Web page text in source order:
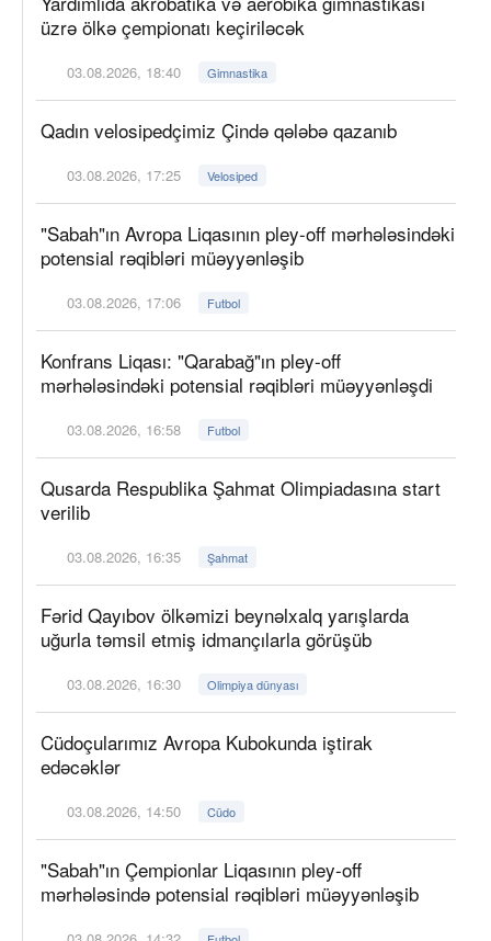
üzrə ölkə çempionatı keçiriləcək
03.08.2026, 18:40 Gimnastika
Qadın velosipedçimiz Çində qələbə qazanıb
03.08.2026, 17:25 Velosiped
"Sabah"ın Avropa Liqasının pley-off mərhələsindəki
potensial rəqibləri müəyyənləşib
03.08.2026, 17:06 Futbol
Konfrans Liqası: "Qarabağ"ın pley-off
mərhələsindəki potensial rəqibləri müəyyənləşdi
03.08.2026, 16:58 Futbol
Qusarda Respublika Şahmat Olimpiadasına start
verilib
03.08.2026, 16:35 Şahmat
Fərid Qayıbov ölkəmizi beynəlxalq yarışlarda
uğurla təmsil etmiş idmançılarla görüşüb
03.08.2026, 16:30 Olimpiya dünyası
Cüdoçularımız Avropa Kubokunda iştirak
edəcəklər
03.08.2026, 14:50 Cüdo
"Sabah"ın Çempionlar Liqasının pley-off
mərhələsində potensial rəqibləri müəyyənləşib